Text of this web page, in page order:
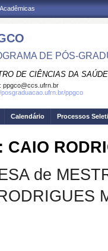
DE PÓS-
DE CIÊNCIAS DA SAÚDE
ppgco@ccs.ufrn.br
ppgco
Calendário Processos
CAIO
de